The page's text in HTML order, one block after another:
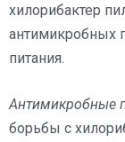
хилорибактер
антимикробных
питания.
Антимикробные
борьбы с